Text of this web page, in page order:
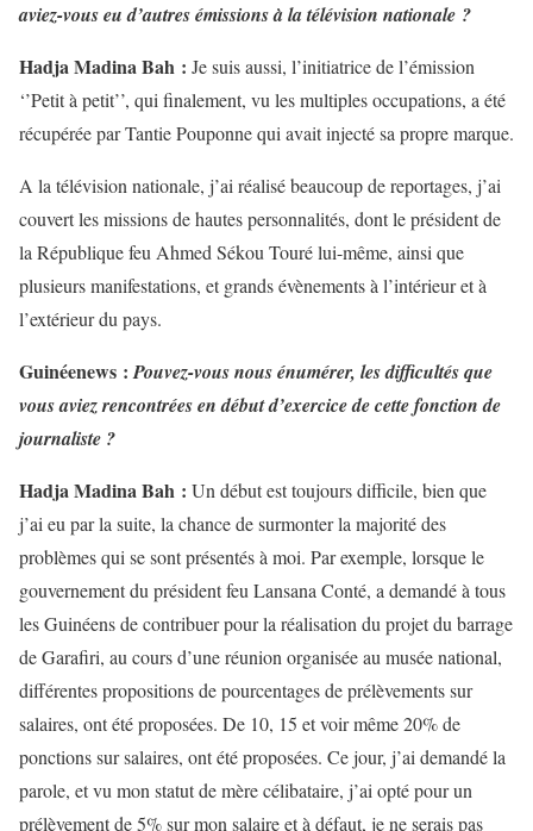
aviez-vous eu d’autres émissions à la télévision nationale ?
Hadja Madina Bah : Je suis aussi, l’initiatrice de l’émission
‘’Petit à petit’’, qui finalement, vu les multiples occupations, a été
récupérée par Tantie Pouponne qui avait injecté sa propre marque.
A la télévision nationale, j’ai réalisé beaucoup de reportages, j’ai
couvert les missions de hautes personnalités, dont le président de
la République feu Ahmed Sékou Touré lui-même, ainsi que
plusieurs manifestations, et grands évènements à l’intérieur et à
l’extérieur du pays.
Guinéenews :Pouvez-vous nous énumérer, les difficultés que
vous aviez rencontrées en début d’exercice de cette fonction de
journaliste ?
Hadja Madina Bah : Un début est toujours difficile, bien que
j’ai eu par la suite, la chance de surmonter la majorité des
problèmes qui se sont présentés à moi. Par exemple, lorsque le
gouvernement du président feu Lansana Conté, a demandé à tous
les Guinéens de contribuer pour la réalisation du projet du barrage
de Garafiri, au cours d’une réunion organisée au musée national,
différentes propositions de pourcentages de prélèvements sur
salaires, ont été proposées. De 10, 15 et voir même 20% de
ponctions sur salaires, ont été proposées. Ce jour, j’ai demandé la
parole, et vu mon statut de mère célibataire, j’ai opté pour un
prélèvement de 5% sur mon salaire et à défaut, je ne serais pas